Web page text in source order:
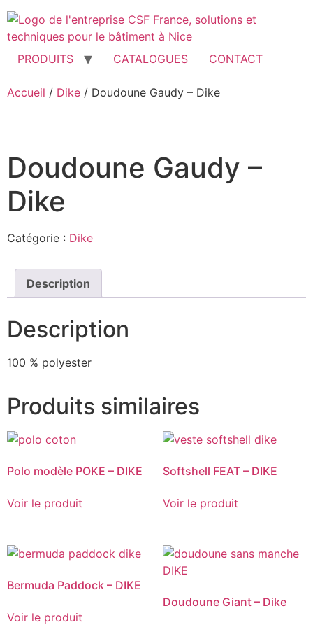
Aller
au
contenu
PRODUITS
CATALOGUES CONTACT
Accueil / Dike / Doudoune Gaudy – Dike
Doudoune Gaudy –
Dike
Catégorie : Dike
Description
Description
100 % polyester
Produits similaires
Polo modèle POKE – DIKE
Voir le produit
Softshell FEAT – DIKE
Voir le produit
Bermuda Paddock – DIKE
Voir le produit
Doudoune Giant – Dike